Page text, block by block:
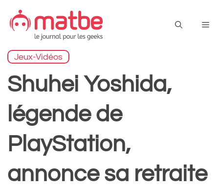
contenu
Jeux-Vidéos
Shuhei Yoshida,
légende de
PlayStation,
annonce sa retraite